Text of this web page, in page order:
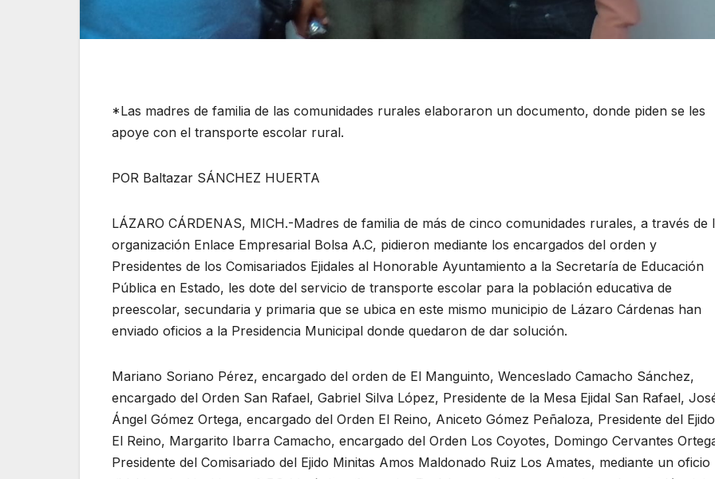
*Las madres de familia de las comunidades rurales elaboraron un documento, donde piden se les
apoye con el transporte escolar rural.
POR Baltazar SÁNCHEZ HUERTA
LÁZARO CÁRDENAS, MICH.-Madres de familia de más de cinco comunidades rurales, a través de
organización Enlace Empresarial Bolsa A.C, pidieron mediante los encargados del orden y
Presidentes de los Comisariados Ejidales al Honorable Ayuntamiento a la Secretaría de Educación
Pública en Estado, les dote del servicio de transporte escolar para la población educativa de
preescolar, secundaria y primaria que se ubica en este mismo municipio de Lázaro Cárdenas han
enviado oficios a la Presidencia Municipal donde quedaron de dar solución.
Mariano Soriano Pérez, encargado del orden de El Manguinto, Wenceslado Camacho Sánchez,
encargado del Orden San Rafael, Gabriel Silva López, Presidente de la Mesa Ejidal San Rafael,
Ángel Gómez Ortega, encargado del Orden El Reino, Aniceto Gómez Peñaloza, Presidente del Ejido
El Reino, Margarito Ibarra Camacho, encargado del Orden Los Coyotes, Domingo Cervantes
Presidente del Comisariado del Ejido Minitas Amos Maldonado Ruiz Los Amates, mediante un oficio